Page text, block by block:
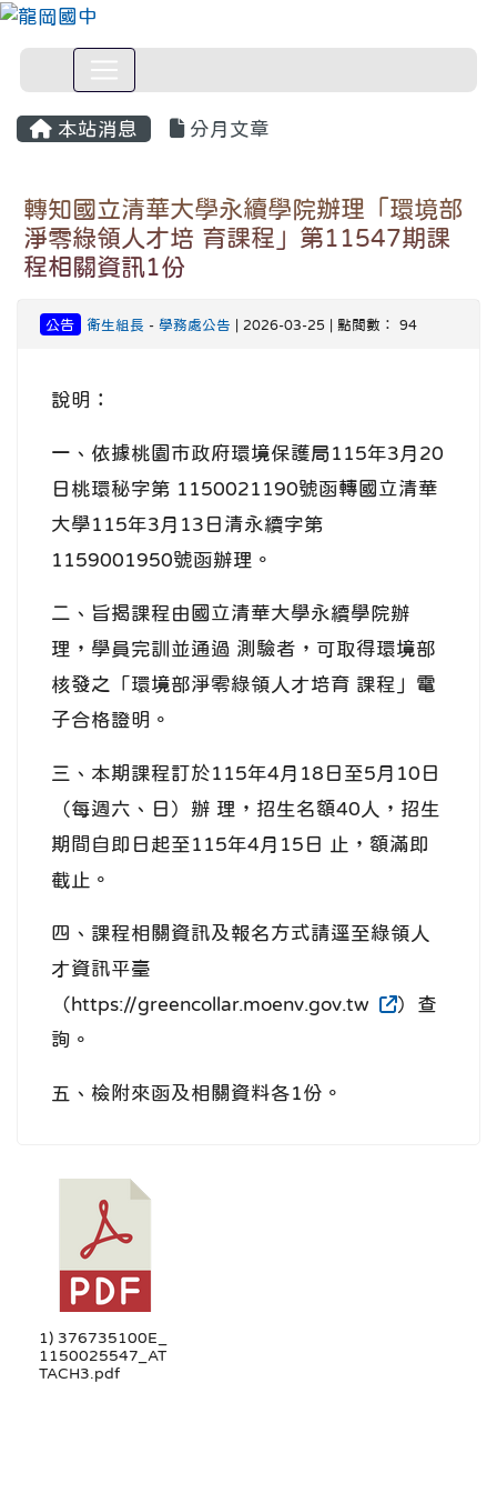
本站消息 分月文章
轉知國立清華大學永續學院辦理「環境部
淨零綠領人才培 育課程」第11547期課
程相關資訊1份
公告 衛生組長 - 學務處公告 | 2026-03-25 | 點閱數： 94
說明：
一、依據桃園市政府環境保護局115年3月20
日桃環秘字第 1150021190號函轉國立清華
大學115年3月13日清永續字第
1159001950號函辦理。
二、旨揭課程由國立清華大學永續學院辦
理，學員完訓並通過 測驗者，可取得環境部
核發之「環境部淨零綠領人才培育 課程」電
子合格證明。
三、本期課程訂於115年4月18日至5月10日
（每週六、日）辦 理，招生名額40人，招生
期間自即日起至115年4月15日 止，額滿即
截止。
四、課程相關資訊及報名方式請逕至綠領人
才資訊平臺
（https://greencollar.moenv.gov.tw
）查
詢。
五、檢附來函及相關資料各1份。
1) 376735100E_
1150025547_AT
TACH3.pdf